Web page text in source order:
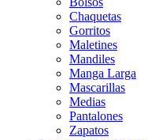
Chaquetas
Gorritos
Maletines
Mandiles
Manga Larga
Mascarillas
Medias
Pantalones
Zapatos